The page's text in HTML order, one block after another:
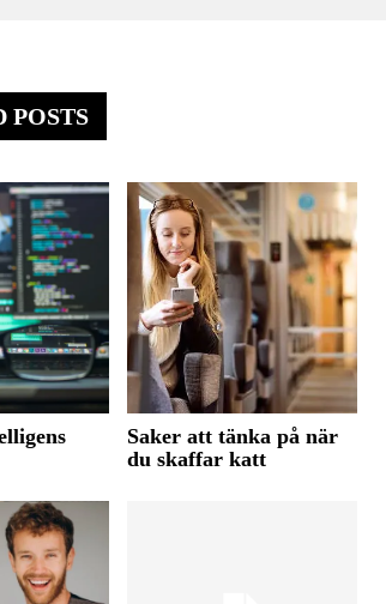
POSTS
Saker att tänka på när
du skaffar katt